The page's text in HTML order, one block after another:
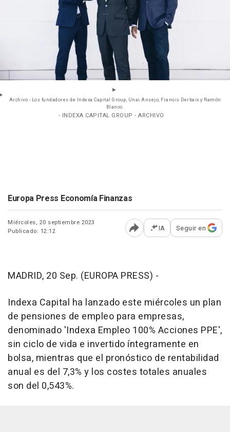
Archivo - Los fundadores de Indexa Capital Group, Unai Ansejo, Franois Derbaix y Ramón
Blanco.
- INDEXA CAPITAL GROUP - ARCHIVO
Europa Press Economía Finanzas
Miércoles, 20 septiembre 2023
Publicado: 12:12
Abrir opciones para
IA Seguir en
MADRID, 20 Sep. (EUROPA PRESS) -
Indexa Capital ha lanzado este miércoles un plan
de pensiones de empleo para empresas,
denominado 'Indexa Empleo 100% Acciones PPE',
sin ciclo de vida e invertido íntegramente en
bolsa, mientras que el pronóstico de rentabilidad
anual es del 7,3% y los costes totales anuales
son del 0,543%.